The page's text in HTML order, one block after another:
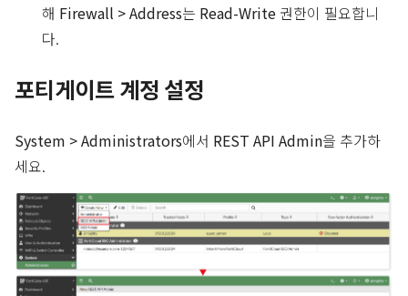
해 Firewall > Address는 Read-Write 권한이 필요합니
다.
포티게이트 계정 설정
System > Administrators에서 REST API Admin을 추가하
세요.